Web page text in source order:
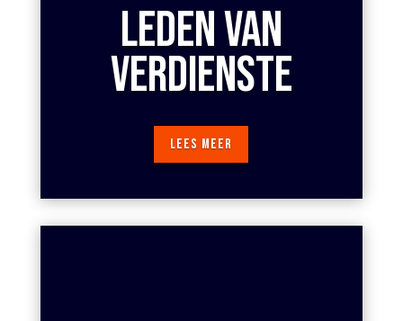
LEDEN VAN
VERDIENSTE
LEES MEER